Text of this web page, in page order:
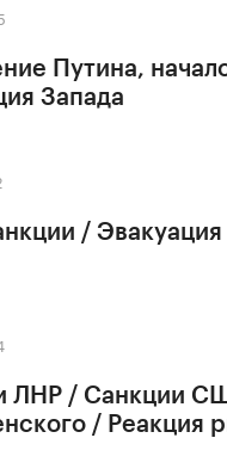
Путина,
Запада
/
ЛНР / Санкции
/ Реакция